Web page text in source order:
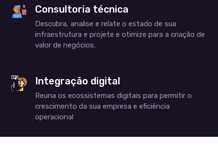
Consultoria técnica
Descubra, analise e relate o estado de sua
infraestrutura e projete e otimize para a criação de
valor de negócios.
Integração digital
Reuna os ecossistemas digitais para permitir o
crescimento da sua empresa e eficiência
operacional